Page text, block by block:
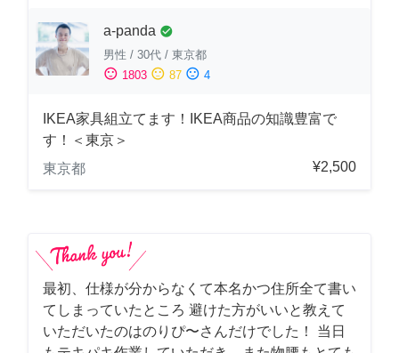
a-panda check_circle
男性 / 30代 / 東京都
sentiment_satisfied 1803 sentiment_neutral 87 sentiment_dissatisfied 4
IKEA家具組立てます！IKEA商品の知識豊富で
す！＜東京＞
東京都
¥2,500
最初、仕様が分からなくて本名かつ住所全て書い
てしまっていたところ 避けた方がいいと教えて
いただいたのはのりぴ〜さんだけでした！ 当日